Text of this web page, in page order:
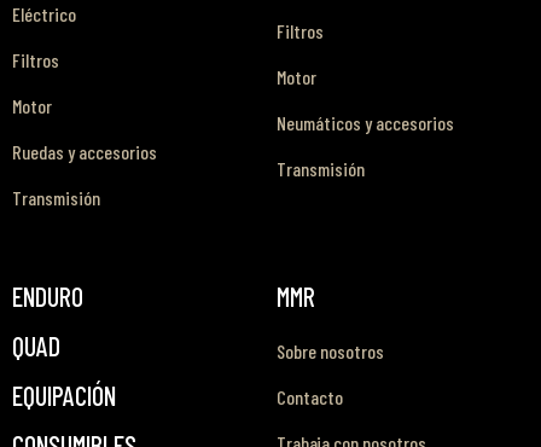
Eléctrico
Filtros
Motor
Ruedas y accesorios
Transmisión
Filtros
Motor
Neumáticos y accesorios
Transmisión
ENDURO
QUAD
EQUIPACIÓN
MMR
Sobre nosotros
Contacto
Trabaja con nosotros